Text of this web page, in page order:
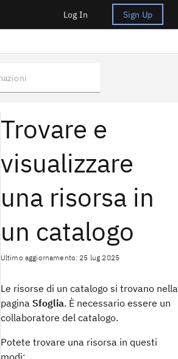
Log In Sign Up
Trovare e
visualizzare
una risorsa in
un catalogo
Ultimo aggiornamento: 25 lug 2025
Le risorse di un catalogo si trovano nella
pagina Sfoglia. È necessario essere un
collaboratore del catalogo.
Potete trovare una risorsa in questi